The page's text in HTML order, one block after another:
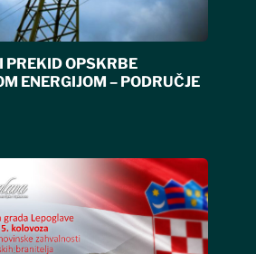
PREKID OPSKRBE
ENERGIJOM – PODRUČJE